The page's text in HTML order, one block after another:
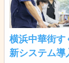
横浜中華街す
新システム導